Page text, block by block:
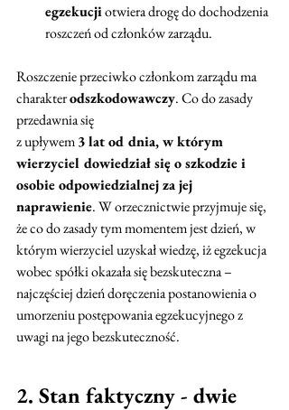
egzekucji otwiera drogę do dochodzenia
roszczeń od członków zarządu.
Roszczenie przeciwko członkom zarządu ma
charakter odszkodowawczy. Co do zasady
przedawnia się
z upływem 3 lat od dnia, w którym
wierzyciel dowiedział się o szkodzie i
osobie odpowiedzialnej za jej
naprawienie. W orzecznictwie przyjmuje się,
że co do zasady tym momentem jest dzień, w
którym wierzyciel uzyskał wiedzę, iż egzekucja
wobec spółki okazała się bezskuteczna –
najczęściej dzień doręczenia postanowienia o
umorzeniu postępowania egzekucyjnego z
uwagi na jego bezskuteczność.
2. Stan faktyczny - dwie